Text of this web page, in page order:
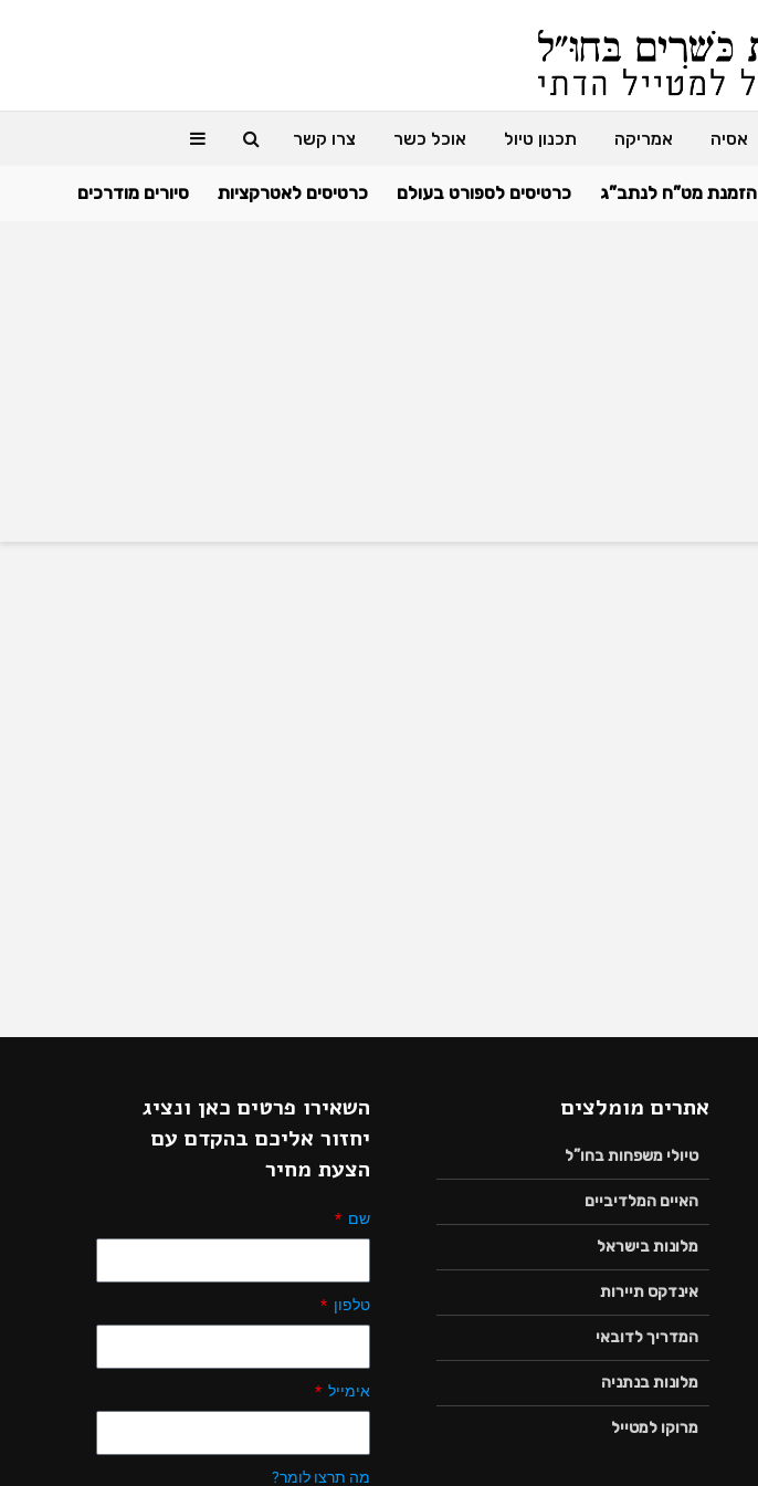
אסיה אמריקה תכנון טיול אוכל כשר צרו קשר
הזמנת מט”ח לנתב”ג כרטיסים לספורט בעולם כרטיסים לאטרקציות סיורים מודרכים
אתרים מומלצים
טיולי משפחות בחו”ל
האיים המלדיביים
מלונות בישראל
אינדקס תיירות
המדריך לדובאי
מלונות בנתניה
מרוקו למטייל
השאירו פרטים כאן ונציג
יחזור אליכם בהקדם עם
הצעת מחיר
שם
טלפון
אימייל
מה תרצו לומר?